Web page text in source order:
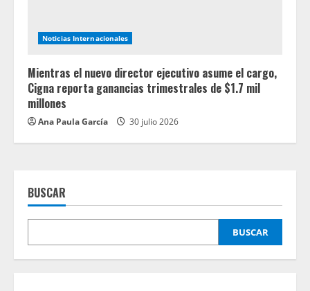
Noticias Internacionales
Mientras el nuevo director ejecutivo asume el cargo,
Cigna reporta ganancias trimestrales de $1.7 mil
millones
Ana Paula García 30 julio 2026
BUSCAR
BUSCAR